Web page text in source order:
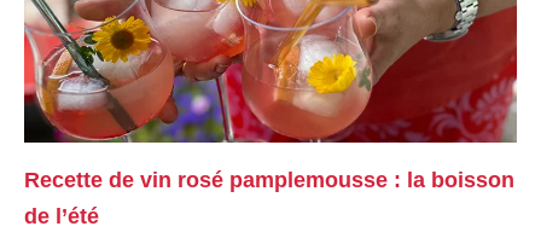
Recette de vin rosé pamplemousse : la boisson
de l’été